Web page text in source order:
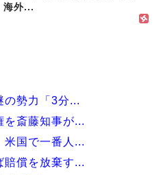
海外...
の勢力「3分...
を斎藤知事が...
米国で一番人...
賠償を放棄す...